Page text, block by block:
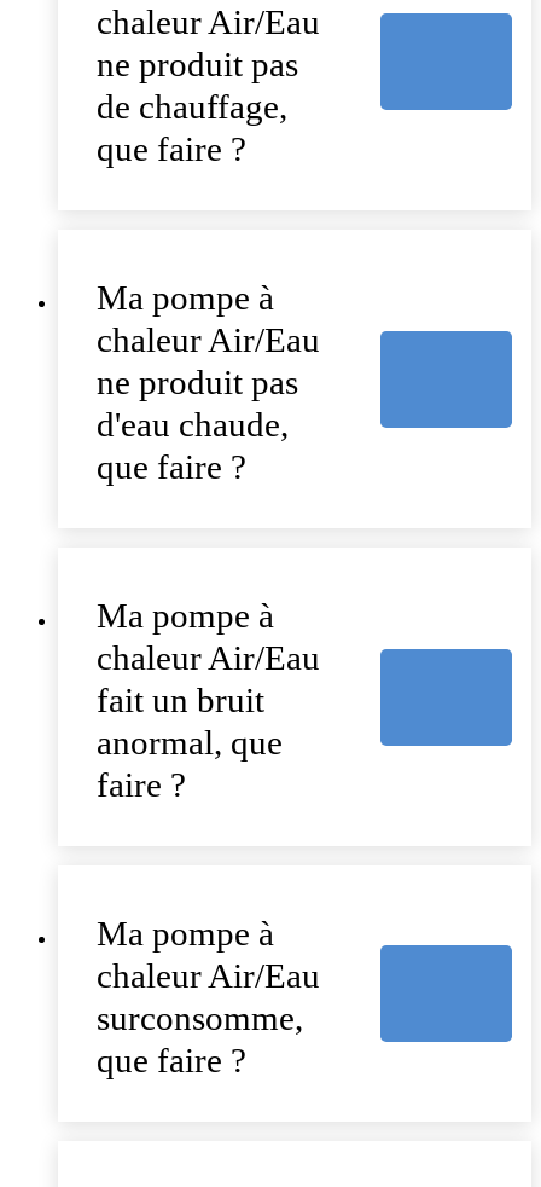
chaleur Air/Eau
ne produit pas
de chauffage,
que faire ?
Ma pompe à
chaleur Air/Eau
ne produit pas
d'eau chaude,
que faire ?
Ma pompe à
chaleur Air/Eau
fait un bruit
anormal, que
faire ?
Ma pompe à
chaleur Air/Eau
surconsomme,
que faire ?